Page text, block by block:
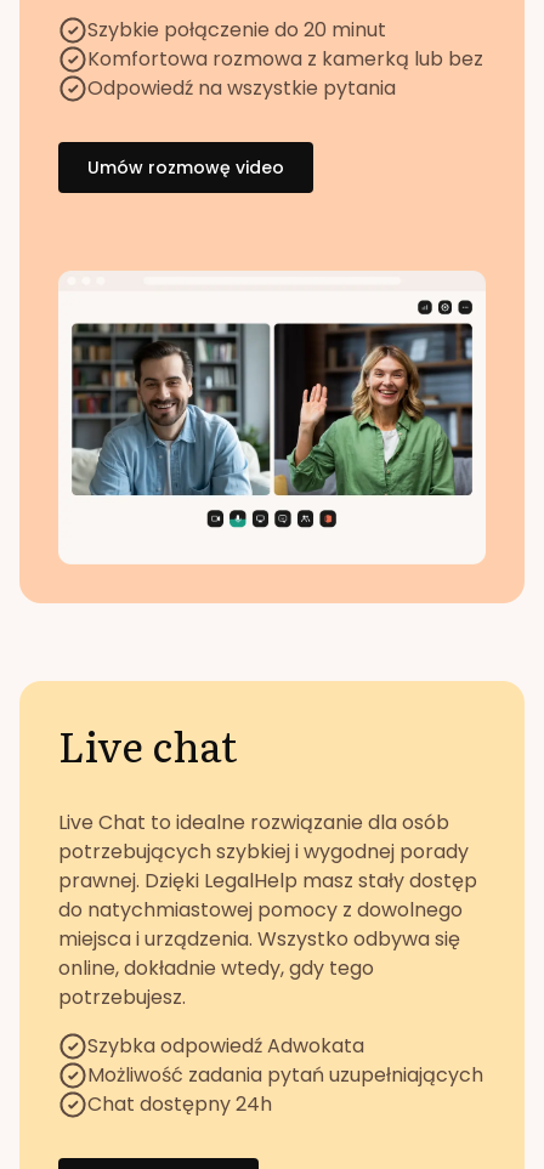
Szybkie połączenie do 20 minut
Komfortowa rozmowa z kamerką lub bez
Odpowiedź na wszystkie pytania
Umów rozmowę video
Live chat
Live Chat to idealne rozwiązanie dla osób
potrzebujących szybkiej i wygodnej porady
prawnej. Dzięki LegalHelp masz stały dostęp
do natychmiastowej pomocy z dowolnego
miejsca i urządzenia. Wszystko odbywa się
online, dokładnie wtedy, gdy tego
potrzebujesz.
Szybka odpowiedź Adwokata
Możliwość zadania pytań uzupełniających
Chat dostępny 24h